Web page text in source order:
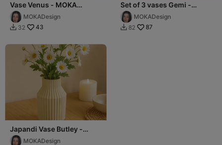
Vase Venus - MOKA
DesignMOKADesign
 32 43
Set of 3 vases Gemi -
MOKA Design
MOKADesign
 82 87
Japandi Vase Butley -
MOKA Design
MOKADesign